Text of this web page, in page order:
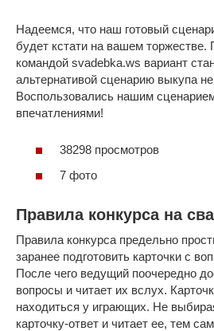
Надеемся, что наш готовый
будет кстати на вашем
командой svadebka.ws вариант
альтернативой сценарию выкупа
Воспользовались нашим
впечатлениями!
38298 просмотров
7 фото
Правила конкурса на
Правила конкурса предельно
заранее подготовить карточки с
После чего ведущий поочередно
вопросы и читает их вслух.
находиться у играющих. Не
карточку-ответ и читает ее, тем